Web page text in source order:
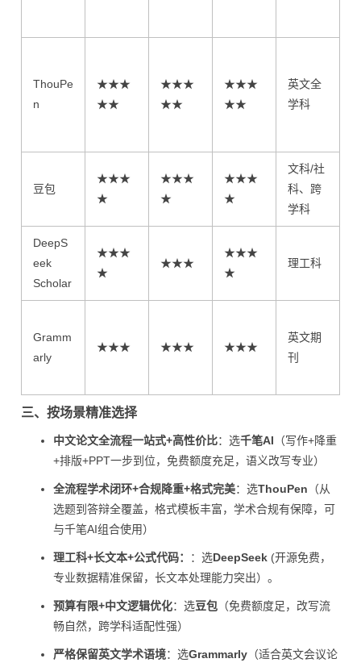
ThouPe
n
★★★
★★
★★★
★★
★★★
★★
英文全
学科
豆包
★★★
★
★★★
★
★★★
★
文科/社
科、跨
学科
DeepS
eek
Scholar
★★★
★
★★★
★★★
★
理工科
Gramm
arly
★★★ ★★★ ★★★
英文期
刊
三、按场景精准选择
中文论文全流程一站式+高性价比：选千笔AI （写作+降重
+排版+PPT一步到位，免费额度充足，语义改写专业）
全流程学术闭环+合规降重+格式完美：选ThouPen （从
选题到答辩全覆盖，格式模板丰富，学术合规有保障，可
与千笔AI组合使用）
理工科+长文本+公式代码： ：选DeepSeek (开源免费，
专业数据精准保留，长文本处理能力突出）。
预算有限+中文逻辑优化：选豆包 （免费额度足，改写流
畅自然，跨学科适配性强）
严格保留英文学术语境：选Grammarly （适合英文会议论